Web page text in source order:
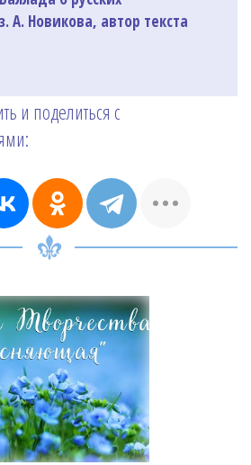
А. Новикова, автор текста
и поделиться с